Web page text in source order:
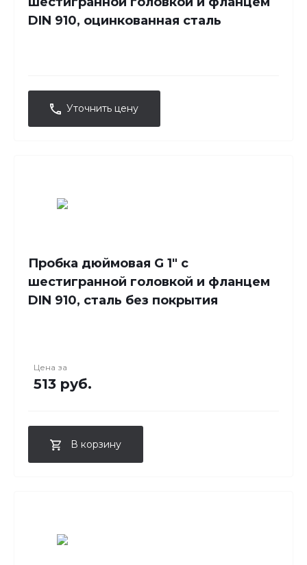
DIN 910, оцинкованная сталь
Уточнить цену
Пробка дюймовая G 1" с
шестигранной головкой и фланцем
DIN 910, сталь без покрытия
Цена за
513 руб.
В корзину